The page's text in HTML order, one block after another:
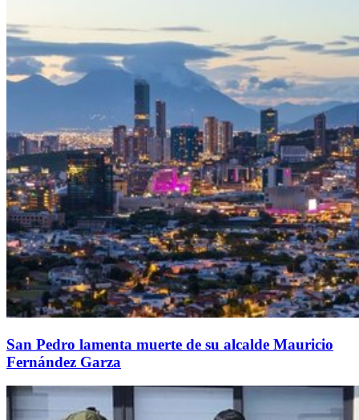
San Pedro lamenta muerte de su alcalde Mauricio
Fernández Garza